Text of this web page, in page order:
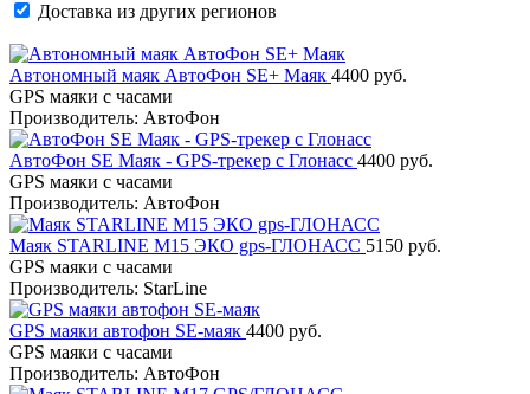
Доставка из других регионов
Автономный маяк АвтоФон SE+ Маяк 4400 руб.
GPS маяки c часами
Производитель: АвтоФон
АвтоФон SE Маяк - GPS-трекер с Глонасс 4400 руб.
GPS маяки c часами
Производитель: АвтоФон
Маяк STARLINE M15 ЭКО gps-ГЛОНАСС 5150 руб.
GPS маяки c часами
Производитель: StarLine
GPS маяки автофон SE-маяк 4400 руб.
GPS маяки c часами
Производитель: АвтоФон